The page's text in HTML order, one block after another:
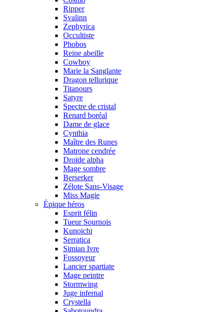
Ripper
Svalinn
Zephyrica
Occultiste
Phobos
Reine abeille
Cowboy
Marie la Sanglante
Dragon tellurique
Titanours
Satyre
Spectre de cristal
Renard boréal
Dame de glace
Cynthia
Maître des Runes
Matrone cendrée
Droïde alpha
Mage sombre
Berserker
Zélote Sans-Visage
Miss Magie
Épique héros
Esprit félin
Tueur Sournois
Kunoichi
Serratica
Simian Ivre
Fossoyeur
Lancier spartiate
Mage peintre
Stormwing
Juge infernal
Crystella